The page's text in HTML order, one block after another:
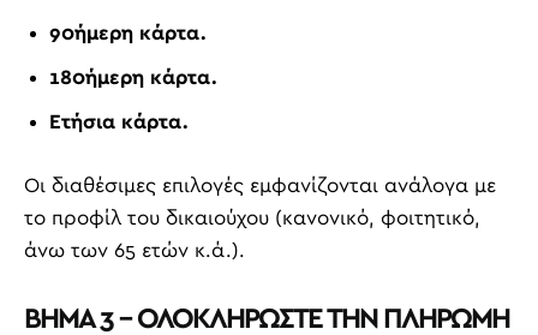
90ήμερη κάρτα.
180ήμερη κάρτα.
Ετήσια κάρτα.
Οι διαθέσιμες επιλογές εμφανίζονται ανάλογα με
το προφίλ του δικαιούχου (κανονικό, φοιτητικό,
άνω των 65 ετών κ.ά.).
ΒΗΜΑ 3 – ΟΛΟΚΛΗΡΩΣΤΕ ΤΗΝ ΠΛΗΡΩΜΗ